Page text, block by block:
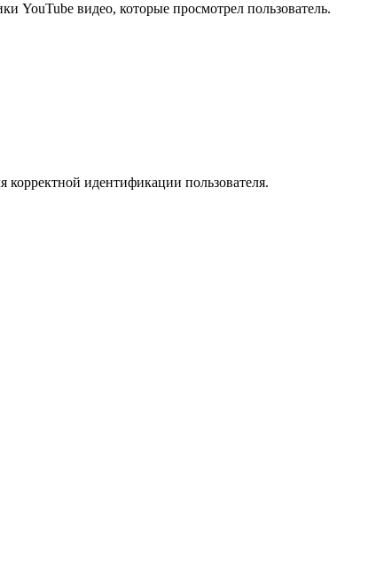
YouTube видео, которые просмотрел пользователь.
корректной идентификации пользователя.